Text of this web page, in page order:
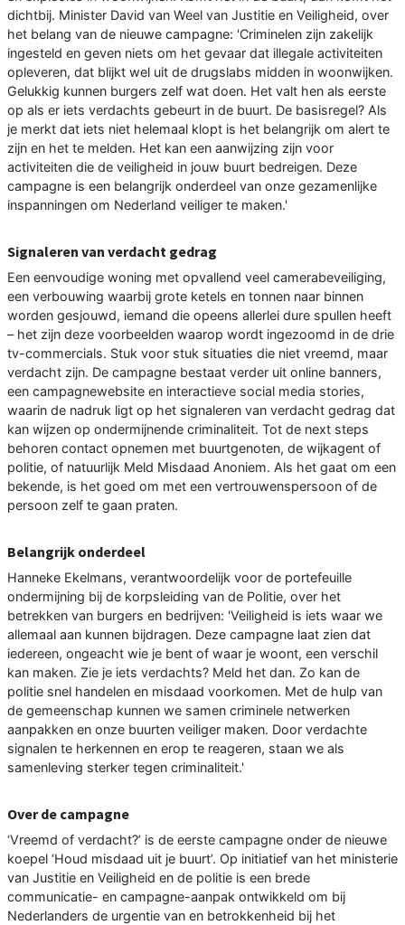
dichtbij. Minister David van Weel van Justitie en Veiligheid, over
het belang van de nieuwe campagne: 'Criminelen zijn zakelijk
ingesteld en geven niets om het gevaar dat illegale activiteiten
opleveren, dat blijkt wel uit de drugslabs midden in woonwijken.
Gelukkig kunnen burgers zelf wat doen. Het valt hen als eerste
op als er iets verdachts gebeurt in de buurt. De basisregel? Als
je merkt dat iets niet helemaal klopt is het belangrijk om alert te
zijn en het te melden. Het kan een aanwijzing zijn voor
activiteiten die de veiligheid in jouw buurt bedreigen. Deze
campagne is een belangrijk onderdeel van onze gezamenlijke
inspanningen om Nederland veiliger te maken.'
Signaleren van verdacht gedrag
Een eenvoudige woning met opvallend veel camerabeveiliging,
een verbouwing waarbij grote ketels en tonnen naar binnen
worden gesjouwd, iemand die opeens allerlei dure spullen heeft
– het zijn deze voorbeelden waarop wordt ingezoomd in de drie
tv-commercials. Stuk voor stuk situaties die niet vreemd, maar
verdacht zijn. De campagne bestaat verder uit online banners,
een campagnewebsite en interactieve social media stories,
waarin de nadruk ligt op het signaleren van verdacht gedrag dat
kan wijzen op ondermijnende criminaliteit. Tot de next steps
behoren contact opnemen met buurtgenoten, de wijkagent of
politie, of natuurlijk Meld Misdaad Anoniem. Als het gaat om een
bekende, is het goed om met een vertrouwenspersoon of de
persoon zelf te gaan praten.
Belangrijk onderdeel
Hanneke Ekelmans, verantwoordelijk voor de portefeuille
ondermijning bij de korpsleiding van de Politie, over het
betrekken van burgers en bedrijven: 'Veiligheid is iets waar we
allemaal aan kunnen bijdragen. Deze campagne laat zien dat
iedereen, ongeacht wie je bent of waar je woont, een verschil
kan maken. Zie je iets verdachts? Meld het dan. Zo kan de
politie snel handelen en misdaad voorkomen. Met de hulp van
de gemeenschap kunnen we samen criminele netwerken
aanpakken en onze buurten veiliger maken. Door verdachte
signalen te herkennen en erop te reageren, staan we als
samenleving sterker tegen criminaliteit.'
Over de campagne
‘Vreemd of verdacht?’ is de eerste campagne onder de nieuwe
koepel ‘Houd misdaad uit je buurt’. Op initiatief van het ministerie
van Justitie en Veiligheid en de politie is een brede
communicatie- en campagne-aanpak ontwikkeld om bij
Nederlanders de urgentie van en betrokkenheid bij het